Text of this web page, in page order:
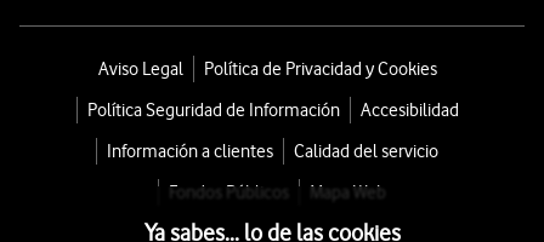
Aviso Legal
Política de Privacidad y Cookies
Política Seguridad de Información
Accesibilidad
Información a clientes
Calidad del servicio
Fondos Públicos
Mapa Web
Ya sabes... lo de las cookies